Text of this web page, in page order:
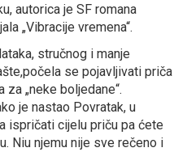
autorica je SF romana
„Vibracije vremena“.
stručnog i manje
se pojavljivati priča
„neke boljedane“.
je nastao Povratak, u
ispričati cijelu priču pa ćete
Niu njemu nije sve rečeno i